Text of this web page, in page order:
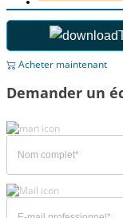
Acheter maintenant
Demander un